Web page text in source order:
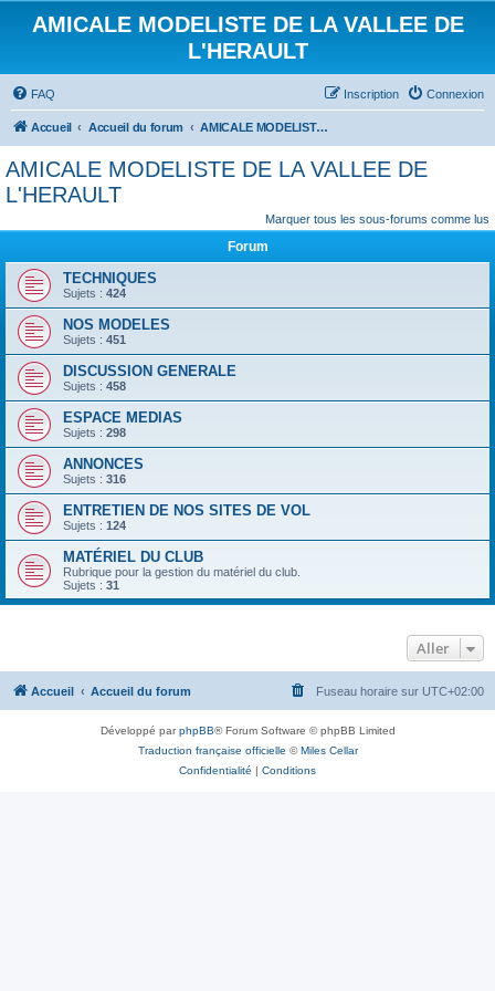
AMICALE MODELISTE DE LA VALLEE DE
L'HERAULT
FAQ Connexion
Inscription
Accueil Accueil du forum AMICALE MODELISTE DE LA VALLEE DE L'HERAULT
AMICALE MODELISTE DE LA VALLEE DE
L'HERAULT
Marquer tous les sous-forums comme lus
Forum
TECHNIQUES
Sujets : 424
NOS MODELES
Sujets : 451
DISCUSSION GENERALE
Sujets : 458
ESPACE MEDIAS
Sujets : 298
ANNONCES
Sujets : 316
ENTRETIEN DE NOS SITES DE VOL
Sujets : 124
MATÉRIEL DU CLUB
Rubrique pour la gestion du matériel du club.
Sujets : 31
Aller
Accueil Accueil du forum Fuseau horaire sur UTC+02:00
Développé parphpBB® Forum Software © phpBB Limited
Traduction française officielle ©Miles Cellar
Confidentialité | Conditions